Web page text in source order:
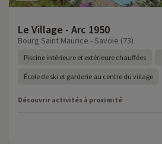
Le Village - Arc 1950
Bourg Saint Maurice - Savoie (73)
Piscine intérieure et extérieure chauffées
École de ski et garderie au centre du village
Découvrir activités à proximité